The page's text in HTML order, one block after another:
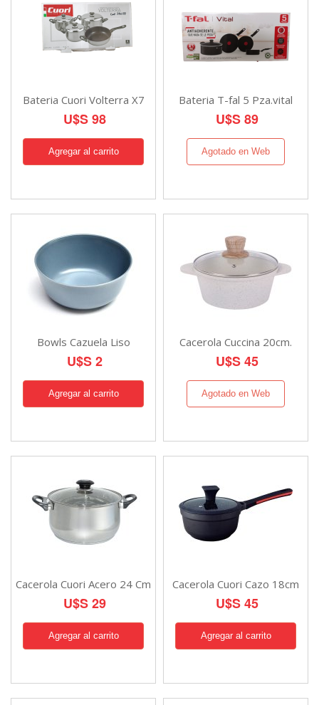
Bateria Cuori Volterra X7
U$S 98
Bateria T-fal 5 Pza.vital
U$S 89
Agotado en Web
Bowls Cazuela Liso
U$S 2
Cacerola Cuccina 20cm.
U$S 45
Agotado en Web
Cacerola Cuori Acero 24 Cm
U$S 29
Cacerola Cuori Cazo 18cm
U$S 45